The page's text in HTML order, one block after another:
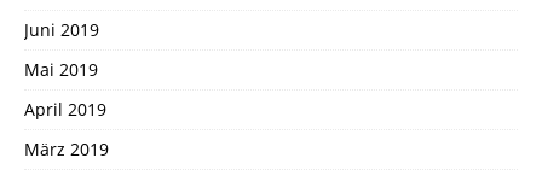
Juni 2019
Mai 2019
April 2019
März 2019